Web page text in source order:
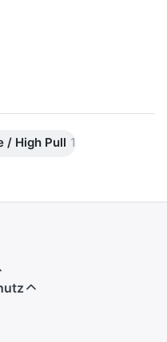
/ High Pull 1